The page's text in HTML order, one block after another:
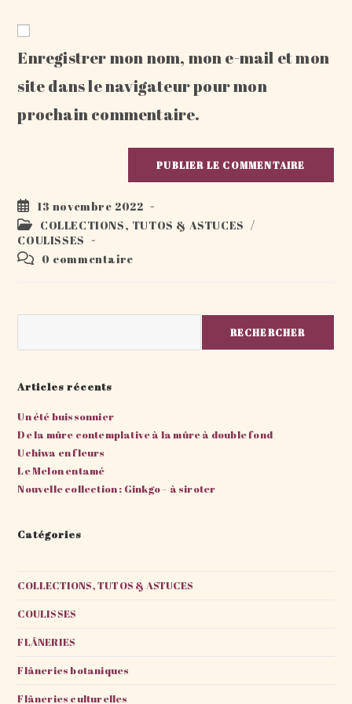
comment
votre
site
Enregistrer mon nom, mon e-mail et mon
site dans le navigateur pour mon
prochain commentaire.
Publication
publiée :
13 novembre 2022
Post
category:
COLLECTIONS, TUTOS & ASTUCES /
COULISSES
Commentaires
0 commentaire
RECHERCHER
Articles récents
Un été buissonnier
De la mûre contemplative à la mûre à double fond
Uchiwa en fleurs
Le Melon entamé
Nouvelle collection : Ginkgo – à siroter
Catégories
COLLECTIONS, TUTOS & ASTUCES
COULISSES
FLÂNERIES
Flâneries botaniques
Flâneries culturelles